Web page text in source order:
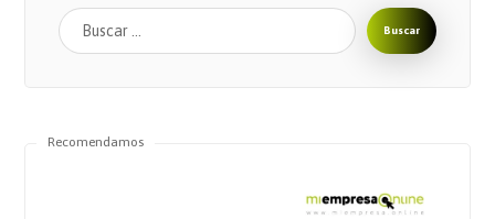
Buscar
Recomendamos